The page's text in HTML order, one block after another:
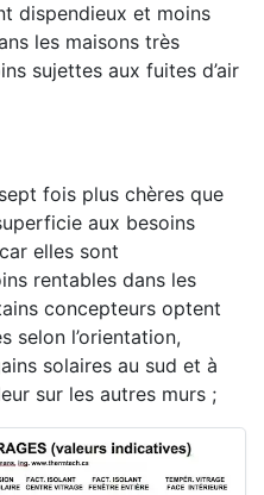
dispendieux et moins
les maisons très
sujettes aux fuites d’air
fois plus chères que
aux besoins
elles sont
rentables dans les
concepteurs optent
selon l’orientation,
solaires au sud et à
sur les autres murs ;